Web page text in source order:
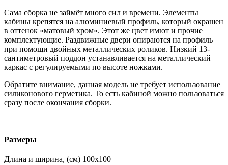
Сама сборка не займёт много сил и времени. Элементы
кабины крепятся на алюминиевый профиль, который окрашен
в оттенок «матовый хром». Этот же цвет имют и прочие
комплектующие. Раздвижные двери опираются на профиль
при помощи двойных металлических роликов. Низкий 13-
сантиметровый поддон устанавливается на металлический
каркас с регулируемыми по высоте ножками.
Обратите внимание, данная модель не требует использование
силиконового герметика. То есть кабиной можно пользоваться
сразу после окончания сборки.
Размеры
Длина и ширина, (см) 100x100